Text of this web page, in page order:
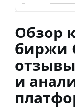
Обзор
биржи
и